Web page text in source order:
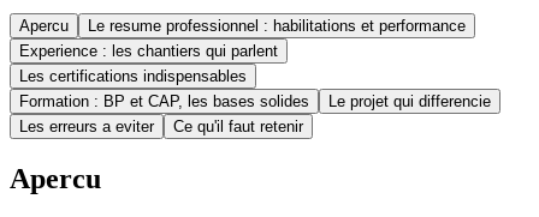
Apercu
Le resume professionnel : habilitations et performance
Experience : les chantiers qui parlent
Les certifications indispensables
Formation : BP et CAP, les bases solides
Le projet qui differencie
Les erreurs a eviter
Ce qu'il faut retenir
Apercu